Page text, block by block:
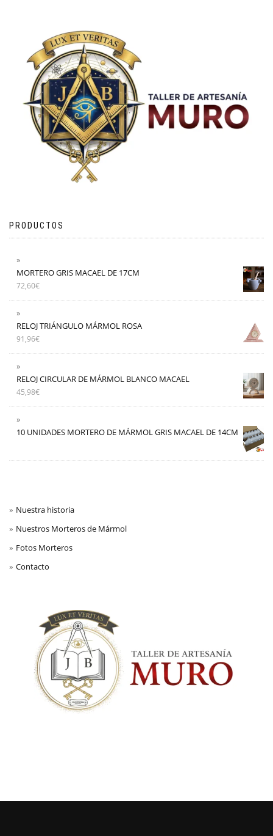
PRODUCTOS
MORTERO GRIS MACAEL DE 17CM
72,60€
RELOJ TRIÁNGULO MÁRMOL ROSA
91,96€
RELOJ CIRCULAR DE MÁRMOL BLANCO MACAEL
45,98€
10 UNIDADES MORTERO DE MÁRMOL GRIS MACAEL DE 14CM
Nuestra historia
Nuestros Morteros de Mármol
Fotos Morteros
Contacto